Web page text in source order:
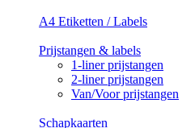
A4 Etiketten / Labels
Prijstangen & labels
1-liner prijstangen
2-liner prijstangen
Van/Voor prijstangen
Schapkaarten